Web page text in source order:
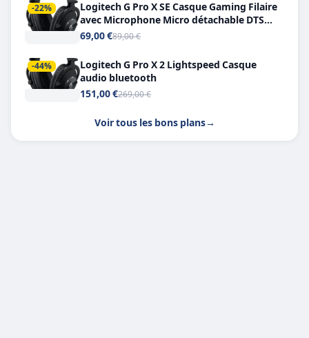
-22%
Logitech G Pro X SE Casque Gaming Filaire
avec Microphone Micro détachable DTS
Headphone X 7.1
69,00 €89,00 €
-44%
Logitech G Pro X 2 Lightspeed Casque
audio bluetooth
151,00 €269,00 €
Voir tous les bons plans→